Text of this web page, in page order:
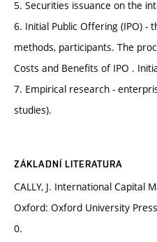
5. Securities issuance on the
6. Initial Public Offering (IPO) -
methods, participants. The
Costs and Benefits of IPO .
7. Empirical research -
studies).
ZÁKLADNÍ LITERATURA
CALLY, J. International Capital
Oxford: Oxford University
0.